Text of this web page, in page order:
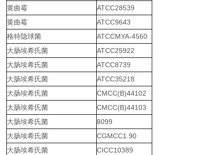
黄曲霉
ATCC28539
黄曲霉
ATCC9643
格特隐球菌
ATCCMYA-4560
大肠埃希氏菌
ATCC25922
大肠埃希氏菌
ATCC8739
大肠埃希氏菌
ATCC35218
大肠埃希氏菌
CMCC(B)44102
大肠埃希氏菌
CMCC(B)44103
大肠埃希氏菌
8099
大肠埃希氏菌
CGMCC1.90
大肠埃希氏菌
CICC10389